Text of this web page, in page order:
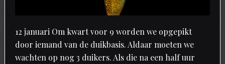
12 januari Om kwart voor 9 worden we opgepikt
door iemand van de duikbasis. Aldaar moeten we
wachten op nog 3 duikers. Als die na een half uur